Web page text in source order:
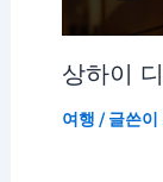
상하이
여행 / 글쓴이